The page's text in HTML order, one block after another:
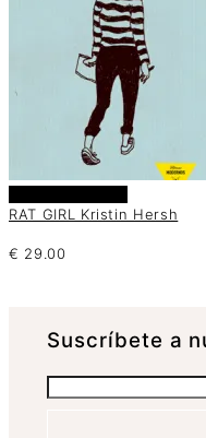
RAT GIRL Kristin Hersh
€ 29.00
Suscrí­bete a